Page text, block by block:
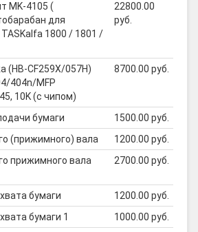
MK-4105 (
для
1800 / 1801 /
22800.00
руб.
(HB-CF259X/057H)
404n/MFP
10K (с чипом)
8700.00 руб.
бумаги
1500.00 руб.
(прижимного) вала
1200.00 руб.
прижимного вала
2700.00 руб.
бумаги
1200.00 руб.
бумаги 1
1000.00 руб.